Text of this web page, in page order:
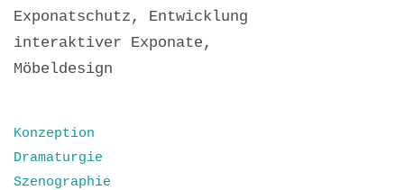
Exponatschutz, Entwicklung
interaktiver Exponate,
Möbeldesign
Konzeption
Dramaturgie
Szenographie